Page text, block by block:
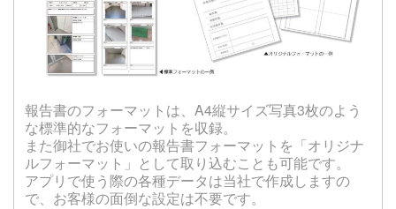
報告書のフォーマットは、A4縦サイズ写真3枚のよう
な標準的なフォーマットを収録。
また御社でお使いの報告書フォーマットを「オリジナ
ルフォーマット」として取り込むことも可能です。
アプリで使う際の各種データは当社で作成しますの
で、お客様の面倒な設定は不要です。